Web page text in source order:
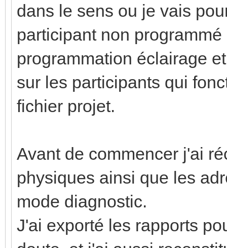
dans le sens ou je vais
participant non
programmation éclairage
sur les participants qui
fichier projet.
Avant de commencer j'ai
physiques ainsi que les
mode diagnostic.
J'ai exporté les rapports